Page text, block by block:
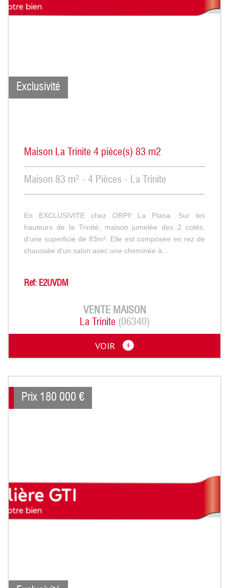
Exclusivité
Maison La Trinite 4 pièce(s) 83 m2
Maison 83 m² - 4 Pièces - La Trinite
En EXCLUSIVITE chez ORPI! La Plana. Sur les
hauteurs de la Trinité, maison jumelée des 2 cotés,
d'une superficie de 83m². Elle est composée en rez de
chaussée d'un salon avec une cheminée à...
Ref: E2UVDM
VENTE MAISON
La Trinite (06340)
VOIR
Prix 180 000 €